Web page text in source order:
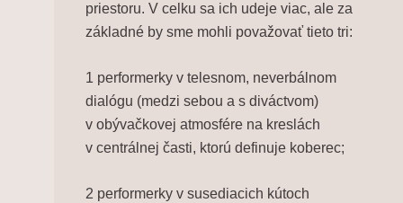
priestoru. V celku sa ich udeje viac, ale za
základné by sme mohli považovať tieto tri:
1 performerky v telesnom, neverbálnom
dialógu (medzi sebou a s diváctvom)
v obývačkovej atmosfére na kreslách
v centrálnej časti, ktorú definuje koberec;
2 performerky v susediacich kútoch